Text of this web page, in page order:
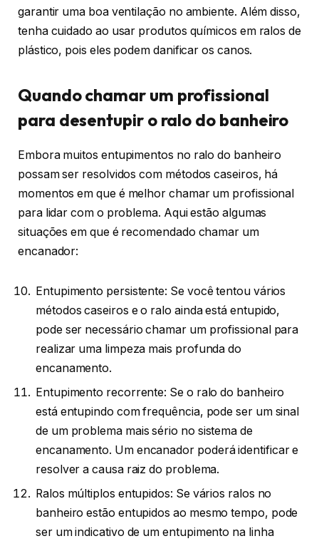
garantir uma boa ventilação no ambiente. Além disso,
tenha cuidado ao usar produtos químicos em ralos de
plástico, pois eles podem danificar os canos.
Quando chamar um profissional
para desentupir o ralo do banheiro
Embora muitos entupimentos no ralo do banheiro
possam ser resolvidos com métodos caseiros, há
momentos em que é melhor chamar um profissional
para lidar com o problema. Aqui estão algumas
situações em que é recomendado chamar um
encanador:
Entupimento persistente: Se você tentou vários
métodos caseiros e o ralo ainda está entupido,
pode ser necessário chamar um profissional para
realizar uma limpeza mais profunda do
encanamento.
Entupimento recorrente: Se o ralo do banheiro
está entupindo com frequência, pode ser um sinal
de um problema mais sério no sistema de
encanamento. Um encanador poderá identificar e
resolver a causa raiz do problema.
Ralos múltiplos entupidos: Se vários ralos no
banheiro estão entupidos ao mesmo tempo, pode
ser um indicativo de um entupimento na linha